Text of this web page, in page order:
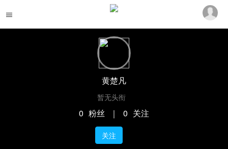
黄楚凡
暂无头衔
0 粉丝 ｜ 0 关注
关注